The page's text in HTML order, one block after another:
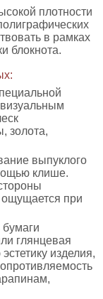
плотности
в рамках
блокнота.
золота,
выпуклого
клише.
ощущается при
глянцевая
изделия,